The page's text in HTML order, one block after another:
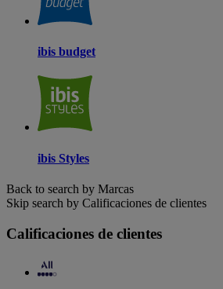
ibis budget
ibis Styles
Back to search by Marcas
Skip search by Calificaciones de clientes
Calificaciones de clientes